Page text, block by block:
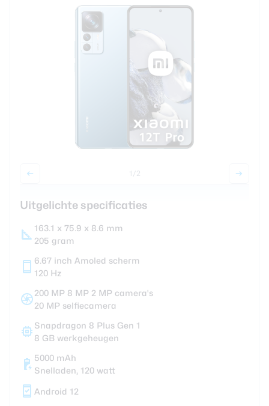
1 /2
Uitgelichte specificaties
163.1 x 75.9 x 8.6 mm
205 gram
6.67 inch Amoled scherm
120 Hz
200 MP 8 MP 2 MP camera's
20 MP selfiecamera
Snapdragon 8 Plus Gen 1
8 GB werkgeheugen
5000 mAh
Snelladen, 120 watt
Android 12
Over ons
Beste tablets